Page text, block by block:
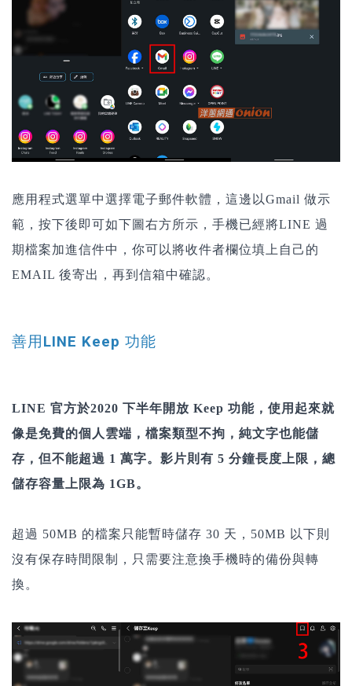
應用程式選單中選擇電子郵件軟體，這邊以Gmail 做示
範，按下後即可如下圖右方所示，手機已經將LINE 過
期檔案加進信件中，你可以將收件者欄位填上自己的
EMAIL 後寄出，再到信箱中確認。
善用LINE Keep 功能
LINE 官方於2020 下半年開放 Keep 功能，使用起來就
像是免費的個人雲端，檔案類型不拘，純文字也能儲
存，但不能超過 1 萬字。影片則有 5 分鐘長度上限，總
儲存容量上限為 1GB。
超過 50MB 的檔案只能暫時儲存 30 天，50MB 以下則
沒有保存時間限制，只需要注意換手機時的備份與轉
換。